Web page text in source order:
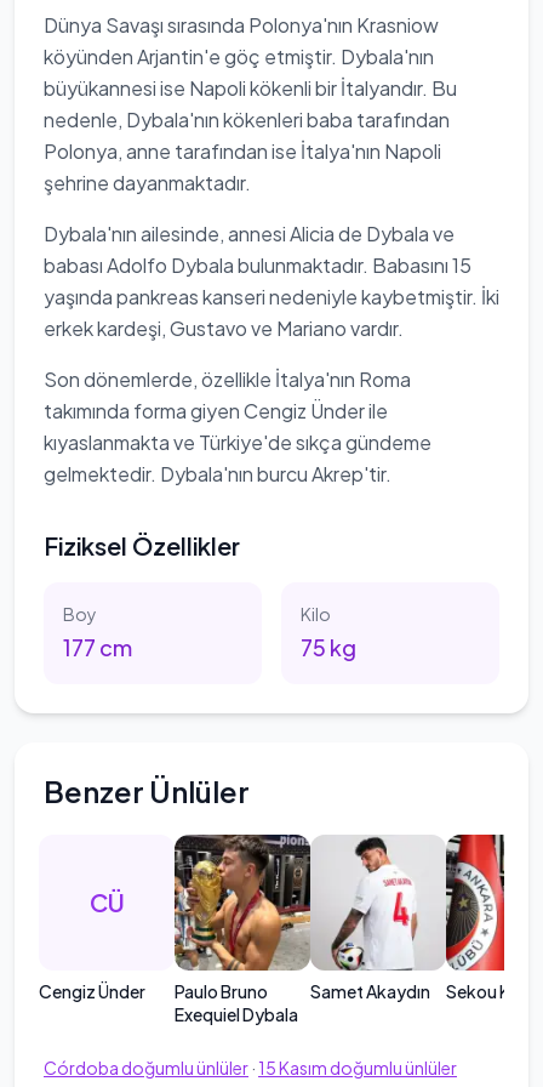
Dünya Savaşı sırasında Polonya'nın Krasniow
köyünden Arjantin'e göç etmiştir. Dybala'nın
büyükannesi ise Napoli kökenli bir İtalyandır. Bu
nedenle, Dybala'nın kökenleri baba tarafından
Polonya, anne tarafından ise İtalya'nın Napoli
şehrine dayanmaktadır.
Dybala'nın ailesinde, annesi Alicia de Dybala ve
babası Adolfo Dybala bulunmaktadır. Babasını 15
yaşında pankreas kanseri nedeniyle kaybetmiştir. İki
erkek kardeşi, Gustavo ve Mariano vardır.
Son dönemlerde, özellikle İtalya'nın Roma
takımında forma giyen Cengiz Ünder ile
kıyaslanmakta ve Türkiye'de sıkça gündeme
gelmektedir. Dybala'nın burcu Akrep'tir.
Fiziksel Özellikler
Boy
177 cm
Kilo
75 kg
Benzer Ünlüler
CÜ
Cengiz Ünder
Paulo Bruno
Exequiel Dybala
Samet Akaydın Sekou Koita
Córdoba doğumlu ünlüler· 15Kasım doğumlu ünlüler